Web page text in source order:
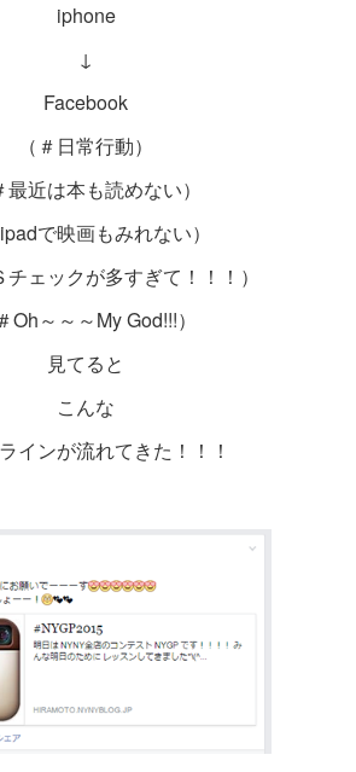
iphone
↓
Facebook
（＃日常行動）
最近は本も読めない）
ipadで映画もみれない）
チェックが多すぎて！！！）
Oh～～～My God!!!）
見てると
こんな
インが流れてきた！！！